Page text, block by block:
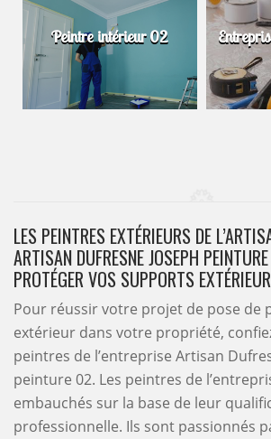
Peintre intérieur 02
LES PEINTRES EXTÉRIEURS DE
ARTISAN DUFRESNE JOSEPH
PROTÉGER VOS SUPPORTS
Pour réussir votre projet de pose de
extérieur dans votre propriété,
peintres de l’entreprise Artisan
peinture 02. Les peintres de
embauchés sur la base de leur
professionnelle. Ils sont passionnés